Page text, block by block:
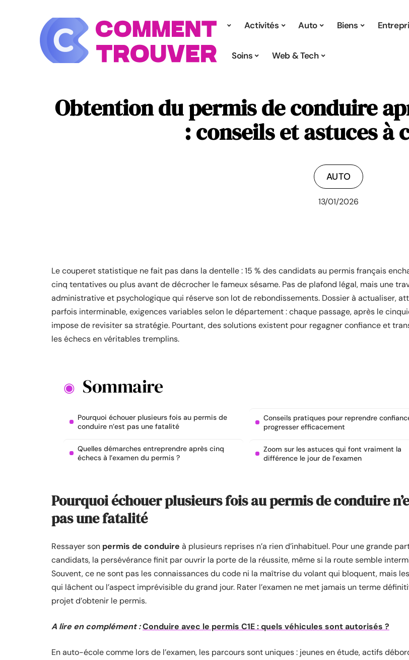
À la une Activités Auto Biens
Look Soins Web & Tech
Obtention du permis de conduire
: conseils et astuces à
AUTO
13/01/2026
Le couperet statistique ne fait pas dans la dentelle : 15 % des candidats au permis français
cinq tentatives ou plus avant de décrocher le fameux sésame. Pas de plafond légal, mais une
administrative et psychologique qui réserve son lot de rebondissements. Dossier à actualiser,
parfois interminable, exigences variables selon le département : chaque passage, après le
impose de revisiter sa stratégie. Pourtant, des solutions existent pour regagner confiance et
les échecs en véritables tremplins.
Sommaire
Pourquoi échouer plusieurs fois au permis de
conduire n’est pas une fatalité
Quelles démarches entreprendre après cinq
échecs à l’examen du permis ?
Conseils pratiques pour reprendre
progresser efficacement
Zoom sur les astuces qui font vraiment la
différence le jour de l’examen
Pourquoi échouer plusieurs fois au permis de conduire
pas une fatalité
Ressayer son permis de conduire à plusieurs reprises n’a rien d’inhabituel. Pour une grande
candidats, la persévérance finit par ouvrir la porte de la réussite, même si la route semble
Souvent, ce ne sont pas les connaissances du code ni la maîtrise du volant qui bloquent, mais
qui lâchent ou l’aspect imprévisible du grand jour. Rater l’examen ne met jamais un terme
projet d’obtenir le permis.
A lire en complément :Conduire avec le permis C1E : quels véhicules sont autorisés ?
En auto-école comme lors de l’examen, les parcours sont uniques : jeunes en étude, actifs